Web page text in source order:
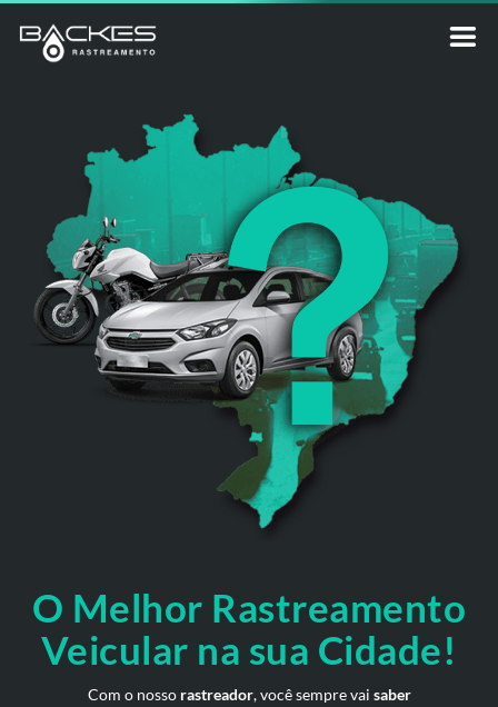
O Melhor Rastreamento
Veicular na sua Cidade!
Com o nosso rastreador, você sempre vai saber